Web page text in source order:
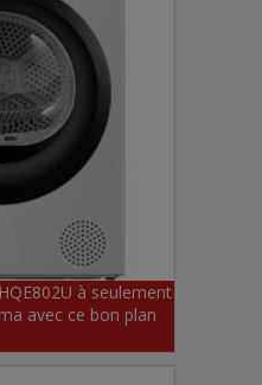
à seulement
avec ce bon plan